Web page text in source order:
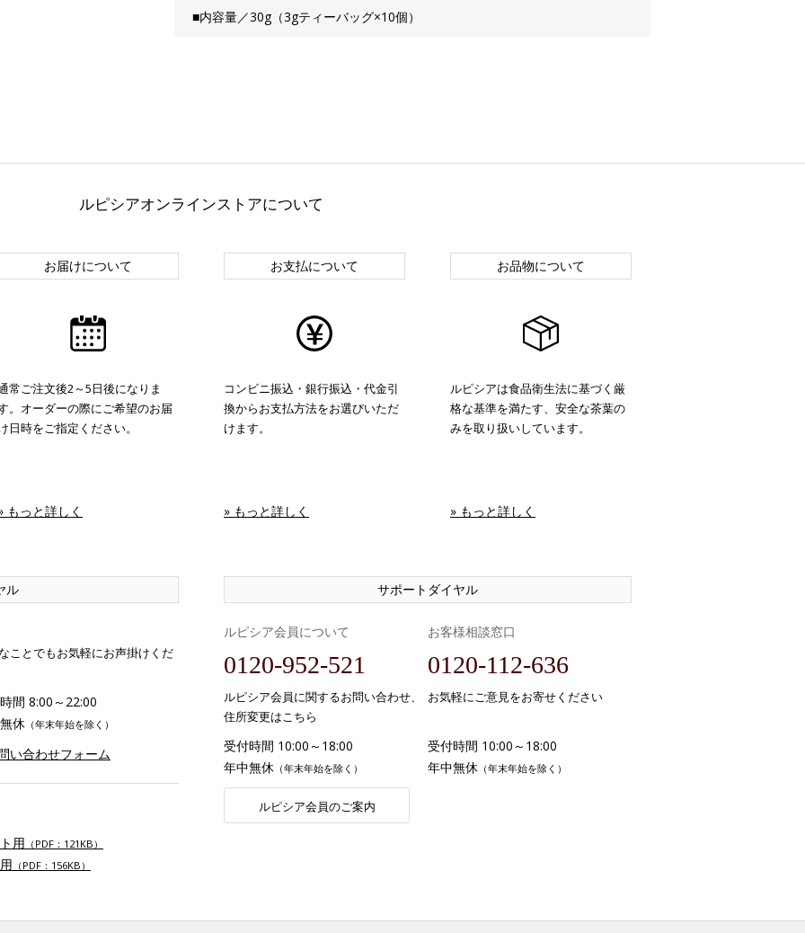
■内容量／30g（3gティーバッグ×10個）
ルピシアオンラインストアについて
お届けについて
常ご注文後2～5日後になりま
。オーダーの際にご希望のお届
日時をご指定ください。
もっと詳しく
お支払について
コンビニ振込・銀行振込・代金引
換からお支払方法をお選びいただ
けます。
» もっと詳しく
お品物について
ルピシアは食品衛生法に基づく厳
格な基準を満たす、安全な茶葉の
みを取り扱いしています。
» もっと詳しく
ル
ことでもお気軽にお声掛けくだ
間 8:00～22:00
休 （年末年始を除く）
い合わせフォーム
用 （PDF：121KB）
（PDF：156KB）
サポートダイヤル
ルピシア会員について
0120-952-521
ルピシア会員に関するお問い合わせ、
住所変更はこちら
受付時間 10:00～18:00
年中無休 （年末年始を除く）
ルピシア会員のご案内
お客様相談窓口
0120-112-636
お気軽にご意見をお寄せください
受付時間 10:00～18:00
年中無休 （年末年始を除く）